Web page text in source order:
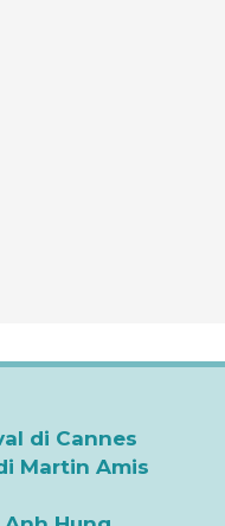
di Cannes
Martin Amis